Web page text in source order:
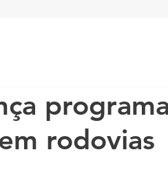
rodovias